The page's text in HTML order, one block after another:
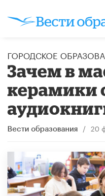
ГОРОДСКОЕ
Зачем в
керамики
Вести образования / 20